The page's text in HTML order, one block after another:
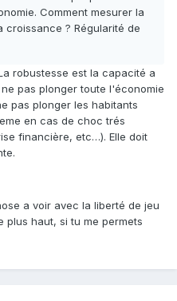
Comment mesurer la
croissance ? Régularité de
robustesse est la capacité a
pas plonger toute l'économie
pas plonger les habitants
en cas de choc trés
financière, etc…). Elle doit
a voir avec la liberté de jeu
haut, si tu me permets